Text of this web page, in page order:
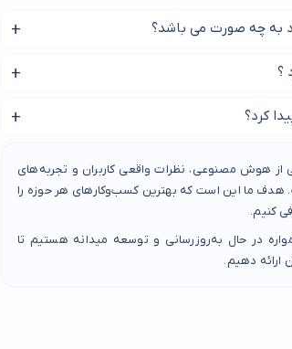
های استفاده از زمین های خوب تنیس در 15 خرداد از مواردی همچون تجهیزات و امکانات آن و
زمین خوب ، قرار گیری در محیطی مناسب و ...
از هوش مصنوعی، نظرات واقعی کاربران و تجربه‌های
ما این است که بهترین کسب‌وکارهای هر حوزه را
کنیم.
در حال به‌روزرسانی و توسعه میدانه هستیم تا
ارائه دهیم.